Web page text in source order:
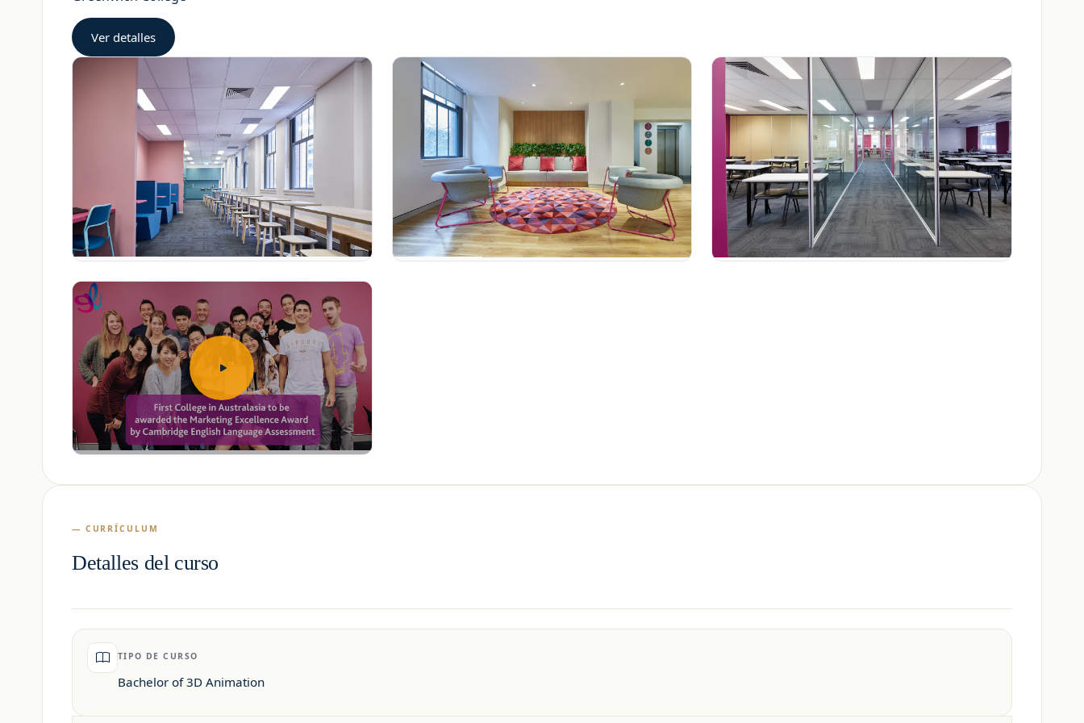
+598 2623-0556 info@globalstudies.com.uy
Diseño de props y escenarios
Producción de animación (pipeline completo)
Uso de software profesional de la industria
Salidas laborales
3D Animator
3D Modeller
3D Rigger
3D Artist (Generalist)
Fechas de inicio – intakes
Inicio: Varias fechas durante el año
Consulte para fechas disponibles en 2026, 2027 y 2028
Ver detalles
— CURRÍCULUM
Detalles del curso
TIPO DE CURSO
Bachelor of 3D Animation